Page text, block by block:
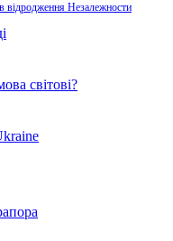
відродження Незалежности